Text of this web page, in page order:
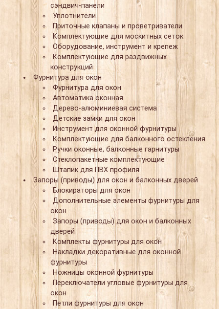
сэндвич-панели
Уплотнители
Приточные клапаны и проветриватели
Комплектующие для москитных сеток
Оборудование, инструмент и крепеж
Комплектующие для раздвижных
конструкций
Фурнитура для окон
Фурнитура для окон
Автоматика оконная
Дерево-алюминиевая система
Детские замки для окон
Инструмент для оконной фурнитуры
Комплектующие для балконного остекления
Ручки оконные, балконные гарнитуры
Стеклопакетные комплектующие
Штапик для ПВХ профиля
Запоры (приводы) для окон и балконных дверей
Блокираторы для окон
Дополнительные элементы фурнитуры для
окон
Запоры (приводы) для окон и балконных
дверей
Комплекты фурнитуры для окон
Накладки декоративные для оконной
фурнитуры
Ножницы оконной фурнитуры
Переключатели угловые фурнитуры для
окон
Петли фурнитуры для окон